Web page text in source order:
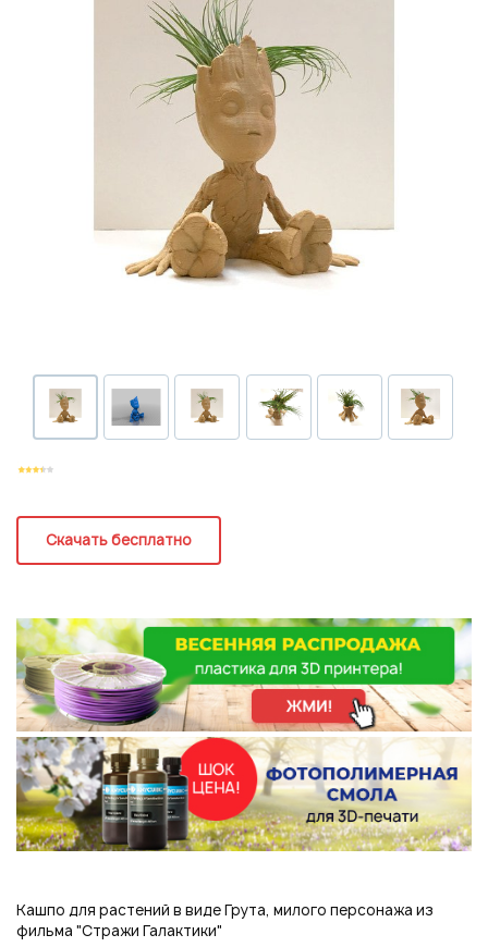
Скачать бесплатно
Кашпо для растений в виде Грута, милого персонажа из
фильма "Стражи Галактики"
Накопительные скидки
Розыгрыши подарков
Доступ в закрытый клуб
ВОЙТИ ЧЕРЕЗ GOOGLE
Подписаться на новые возможности
Нажимая на кнопку "Отправить", вы даете согласие на обработку
персональных данных
Отправить
Нажимая на кнопку "Отправить", вы даете согласие на обработку
персональных данных
Или войти через соц сети
ВОЙТИ ЧЕРЕЗ GOOGLE
Отправить
Нажимая на кнопку "Отправить", вы даете согласие на обработку
персональных данных